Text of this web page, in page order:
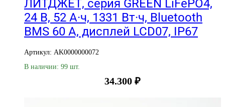
ЛИТДЖЕТ, серия GREEN LiFePO4,
24 В, 52 А·ч, 1331 Вт·ч, Bluetooth
BMS 60 А, дисплей LCD07, IP67
Артикул: AK0000000072
В наличии: 99 шт.
34.300 ₽